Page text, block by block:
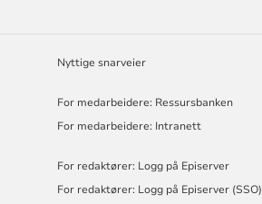
Nyttige snarveier
For medarbeidere: Ressursbanken
For medarbeidere: Intranett
For redaktører: Logg på Episerver
For redaktører: Logg på Episerver (SSO)